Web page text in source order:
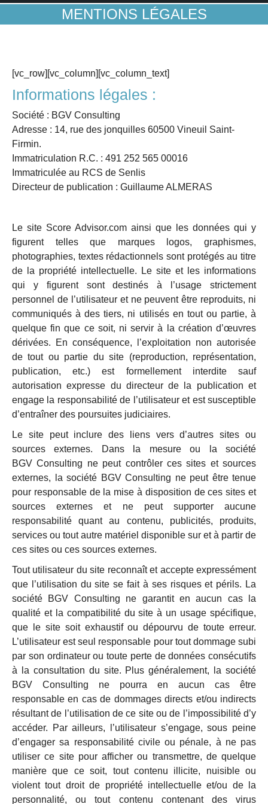
MENTIONS LÉGALES
[vc_row][vc_column][vc_column_text]
Informations légales :
Société : BGV Consulting
Adresse : 14, rue des jonquilles 60500 Vineuil Saint-
Firmin.
Immatriculation R.C. : 491 252 565 00016
Immatriculée au RCS de Senlis
Directeur de publication : Guillaume ALMERAS
Le site Score Advisor.com ainsi que les données qui y
figurent telles que marques logos, graphismes,
photographies, textes rédactionnels sont protégés au titre
de la propriété intellectuelle. Le site et les informations
qui y figurent sont destinés à l’usage strictement
personnel de l’utilisateur et ne peuvent être reproduits, ni
communiqués à des tiers, ni utilisés en tout ou partie, à
quelque fin que ce soit, ni servir à la création d’œuvres
dérivées. En conséquence, l’exploitation non autorisée
de tout ou partie du site (reproduction, représentation,
publication, etc.) est formellement interdite sauf
autorisation expresse du directeur de la publication et
engage la responsabilité de l’utilisateur et est susceptible
d’entraîner des poursuites judiciaires.
Le site peut inclure des liens vers d’autres sites ou
sources externes. Dans la mesure ou la société
BGV Consulting ne peut contrôler ces sites et sources
externes, la société BGV Consulting ne peut être tenue
pour responsable de la mise à disposition de ces sites et
sources externes et ne peut supporter aucune
responsabilité quant au contenu, publicités, produits,
services ou tout autre matériel disponible sur et à partir de
ces sites ou ces sources externes.
Tout utilisateur du site reconnaît et accepte expressément
que l’utilisation du site se fait à ses risques et périls. La
société BGV Consulting ne garantit en aucun cas la
qualité et la compatibilité du site à un usage spécifique,
que le site soit exhaustif ou dépourvu de toute erreur.
L’utilisateur est seul responsable pour tout dommage subi
par son ordinateur ou toute perte de données consécutifs
à la consultation du site. Plus généralement, la société
BGV Consulting ne pourra en aucun cas être
responsable en cas de dommages directs et/ou indirects
résultant de l’utilisation de ce site ou de l’impossibilité d’y
accéder. Par ailleurs, l’utilisateur s’engage, sous peine
d’engager sa responsabilité civile ou pénale, à ne pas
utiliser ce site pour afficher ou transmettre, de quelque
manière que ce soit, tout contenu illicite, nuisible ou
violent tout droit de propriété intellectuelle et/ou de la
personnalité, ou tout contenu contenant des virus